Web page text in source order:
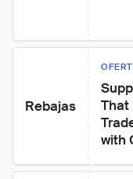
Rebajas
That
with